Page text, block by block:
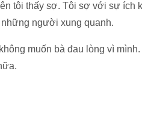
tôi thấy sợ. Tôi sợ với sự ích
người xung quanh.
muốn bà đau lòng vì